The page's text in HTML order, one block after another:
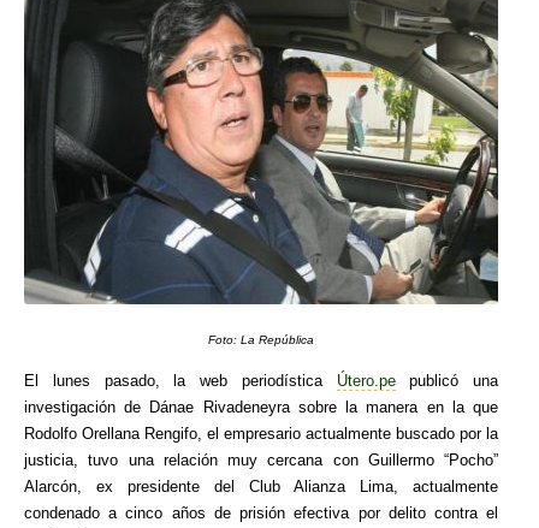
Foto: La República
El lunes pasado, la web periodística Útero.pepublicó una
investigación de Dánae Rivadeneyra sobre la manera en la que
Rodolfo Orellana Rengifo, el empresario actualmente buscado por la
justicia, tuvo una relación muy cercana con Guillermo “Pocho”
Alarcón, ex presidente del Club Alianza Lima, actualmente
condenado a cinco años de prisión efectiva por delito contra el